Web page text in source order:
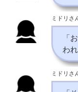
ミドリさ
「
われ
ミドリさ